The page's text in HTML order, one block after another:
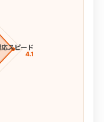
スピード
4.1